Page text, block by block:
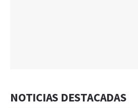
NOTICIAS DESTACADAS